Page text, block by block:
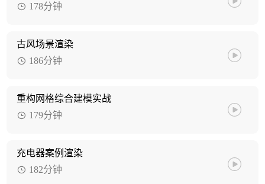
178分钟
古风场景渲染
186分钟
重构网格综合建模实战
179分钟
充电器案例渲染
182分钟